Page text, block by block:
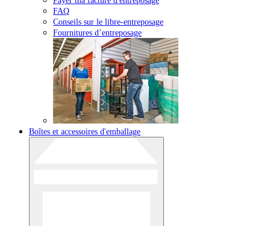
FAQ
Conseils sur le libre-entreposage
Fournitures d’entreposage
Boîtes et accessoires d'emballage